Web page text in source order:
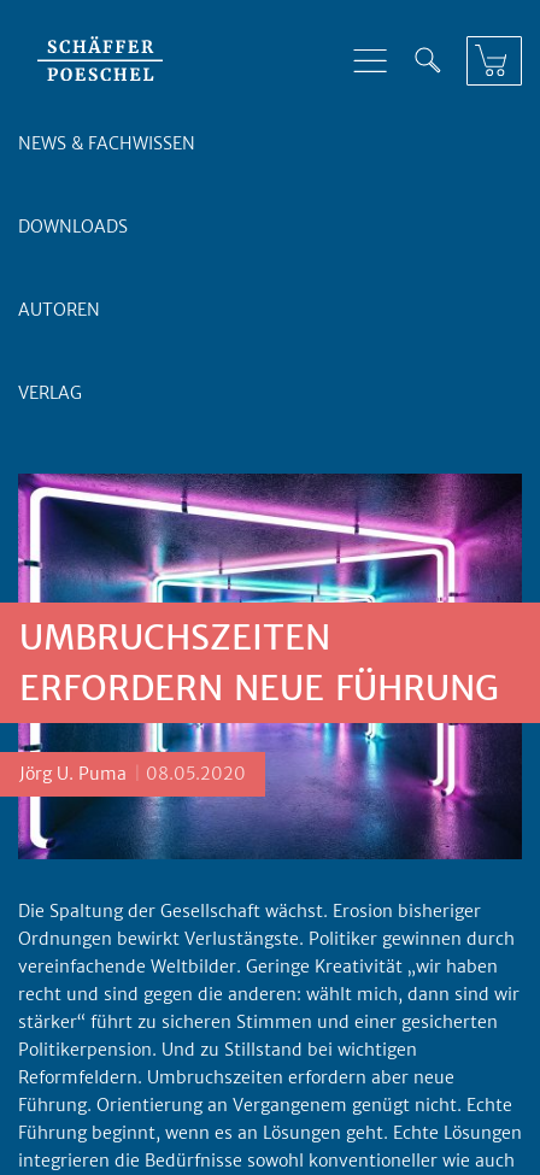
NEWS & FACHWISSEN
DOWNLOADS
AUTOREN
VERLAG
UMBRUCHSZEITEN
ERFORDERN NEUE FÜHRUNG
Posted by
Jörg U. Puma 08.05.2020
Die Spaltung der Gesellschaft wächst. Erosion bisheriger
Ordnungen bewirkt Verlustängste. Politiker gewinnen durch
vereinfachende Weltbilder. Geringe Kreativität „wir haben
recht und sind gegen die anderen: wählt mich, dann sind wir
stärker“ führt zu sicheren Stimmen und einer gesicherten
Politikerpension. Und zu Stillstand bei wichtigen
Reformfeldern. Umbruchszeiten erfordern aber neue
Führung. Orientierung an Vergangenem genügt nicht. Echte
Führung beginnt, wenn es an Lösungen geht. Echte Lösungen
integrieren die Bedürfnisse sowohl konventioneller wie auch